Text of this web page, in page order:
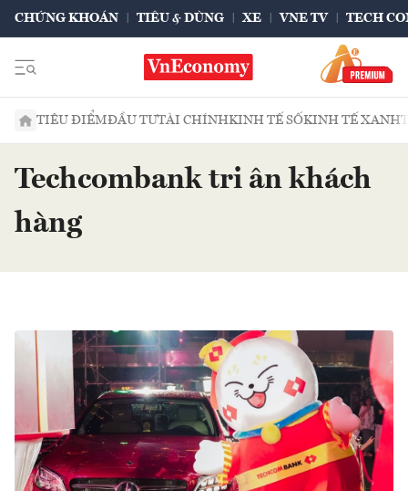
CHỨNG KHOÁN TIÊU & DÙNG XE VNE TV TECH
TIÊU ĐIỂMĐẦU TƯTÀI CHÍNHKINH TẾ SỐKINH TẾ XANH
Techcombank tri ân khách
hàng